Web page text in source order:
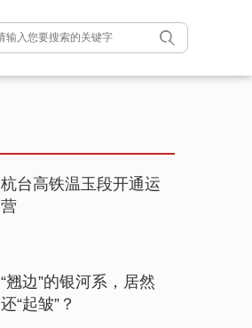
杭台高铁温玉段开通运
营
“翘边”的银河系，居然
还“起皱”？